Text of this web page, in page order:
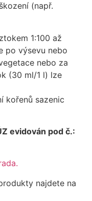
(např.
1:100 až
po výsevu nebo
nebo za
(30 ml/1 l) lze
kořenů sazenic
evidován pod č.:
najdete na